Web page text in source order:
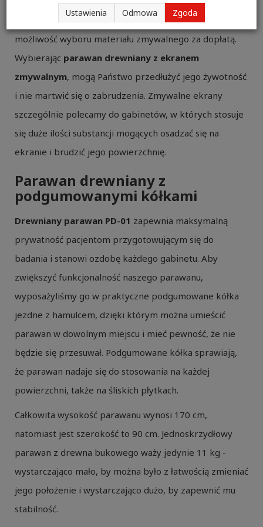
barwie białej, niebieskiej, zielonej lub żółtej. Istnieje
możliwość wyboru materiału zmywalnego za dopłatą.
Wybierając parawan drewniany z ekranem
zmywalnym, mogą Państwo przedłużyć jego żywotność
i nie martwić się o zabrudzenia. Zmywalne ekrany
szczególnie polecamy do gabinetów, w których stosuje
się duże ilości substancji mogących osadzać się na
ekranie i brudzić jego powierzchnię.
Parawan drewniany z
podgumowanymi kółkami
Drewniany parawan PD-01 zapewnia maksymalną
prywatność pacjentom przygotowującym się do
badania i stanowi ozdobę każdego gabinetu. Aby
zwiększyć funkcjonalność naszego parawanu,
wyposażyliśmy go w praktyczne podgumowane kółka
jezdne z hamulcem, dzięki którym można umieścić
parawan w dowolnym miejscu i mieć pewność, że nie
będzie się przesuwał. Podgumowane kółka sprawiają,
że parawan nadaje się do stosowania na każdej
powierzchni, także na śliskich płytkach.
Całkowita wysokość parawanu wynosi 170 cm,
natomiast jest szerokość to 90 cm. Jednoskrzydłowy
parawan z drewna bukowego waży jedynie 11 kg -
wystarczająco mało, by można było z łatwością zmieniać
jego położenie i wystarczająco dużo, by zapewnić mu
stabilność.
Ustawienia Odmowa Zgoda